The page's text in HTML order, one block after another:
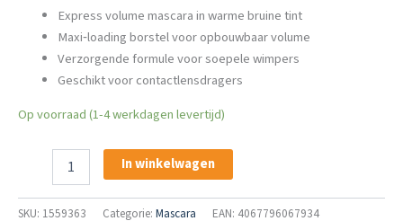
Express volume mascara in warme bruine tint
Maxi‑loading borstel voor opbouwbaar volume
Verzorgende formule voor soepele wimpers
Geschikt voor contactlensdragers
Op voorraad (1-4 werkdagen levertijd)
Mascara
In winkelwagen
SKU: 1559363 Categorie: Mascara
EAN: 4067796067934